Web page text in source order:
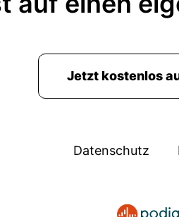
Jetzt kostenlos
Datenschutz